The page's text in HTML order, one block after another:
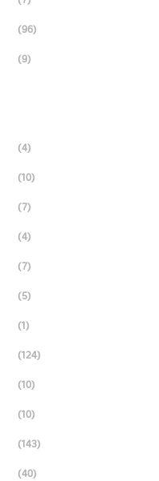
(96)
(9)
(4)
(10)
(7)
(4)
(7)
(5)
(1)
(124)
(10)
(10)
(143)
(40)